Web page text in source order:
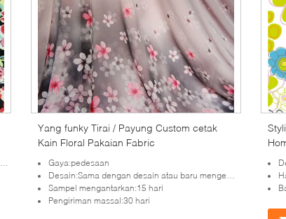
Yang funky Tirai / Payung Custom cetak
Kain Floral Pakaian Fabric
Gaya:pedesaan
Desain:Sama dengan desain atau baru mengembangkan desain
Sampel mengantarkan:15 hari
Pengiriman massal:30 hari